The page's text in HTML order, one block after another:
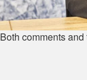
Both comments